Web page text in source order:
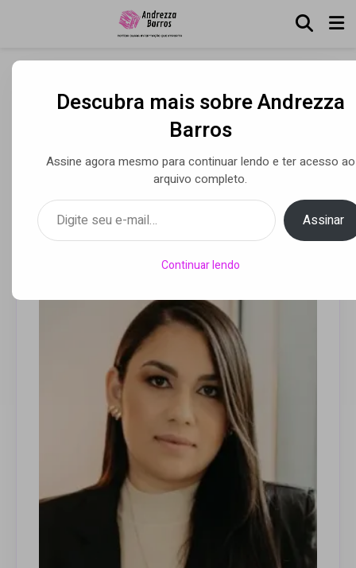
Por que a escolha do
regime de bens pode
definir o futuro patrimonial
de uma família
Por Luca Moreira • 13 ago 2025
Descubra mais sobre Andrezza
Barros
Assine agora mesmo para continuar lendo e ter acesso ao
arquivo completo.
Digite seu e-mail…
Assinar
Continuar lendo